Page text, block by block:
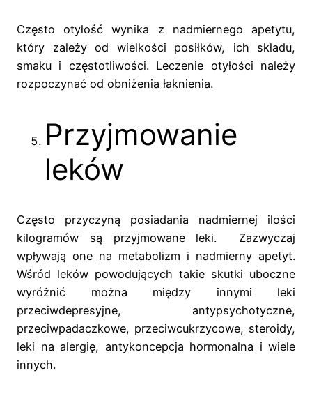
Często otyłość wynika z nadmiernego apetytu,
który zależy od wielkości posiłków, ich składu,
smaku i częstotliwości. Leczenie otyłości należy
rozpoczynać od obniżenia łaknienia.
Przyjmowanie
leków
Często przyczyną posiadania nadmiernej ilości
kilogramów są przyjmowane leki. Zazwyczaj
wpływają one na metabolizm i nadmierny apetyt.
Wśród leków powodujących takie skutki uboczne
wyróżnić można między innymi leki
przeciwdepresyjne, antypsychotyczne,
przeciwpadaczkowe, przeciwcukrzycowe, steroidy,
leki na alergię, antykoncepcja hormonalna i wiele
innych.